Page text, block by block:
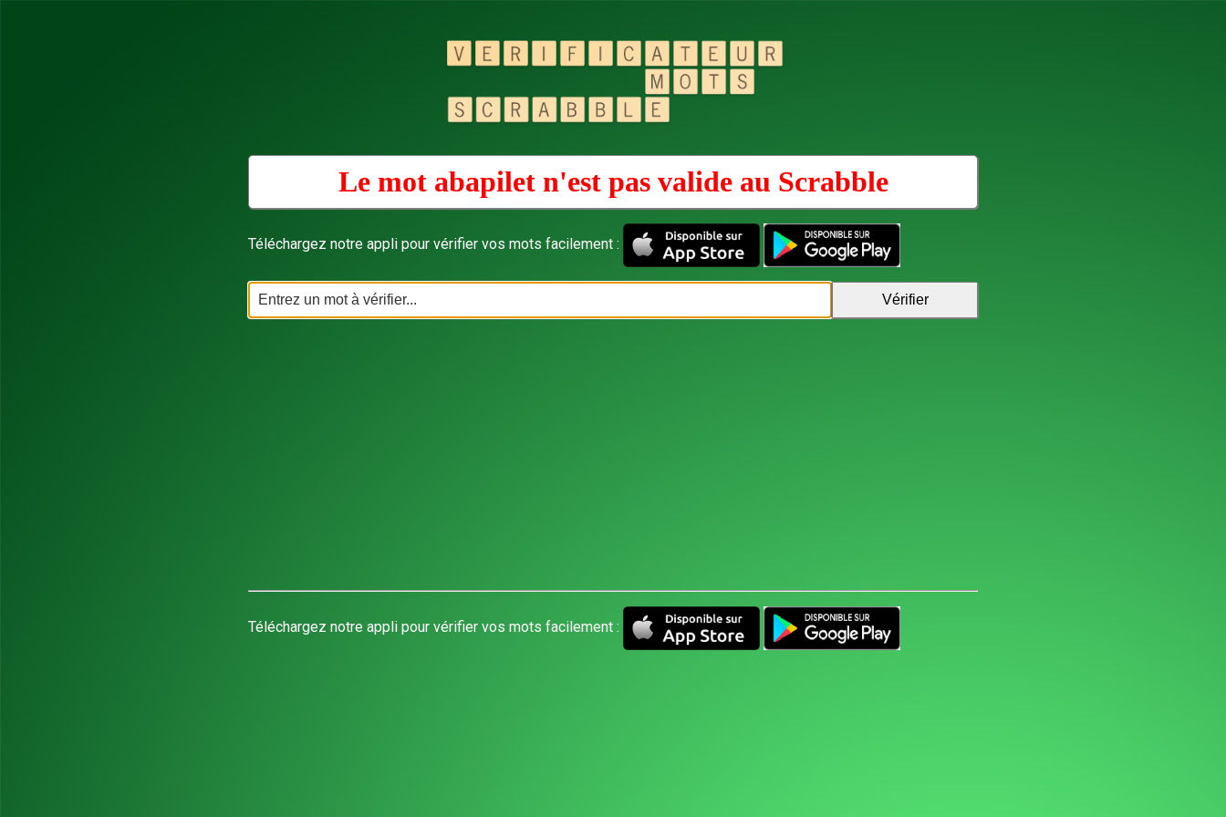
Le mot abapilet n'est pas valide au Scrabble
Téléchargez notre appli pour vérifier vos mots facilement :
Téléchargez notre appli pour vérifier vos mots facilement :